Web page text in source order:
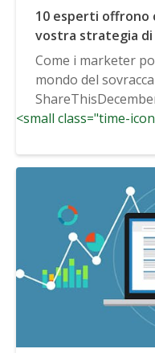
10 esperti offrono
vostra strategia
per il 2018
Come i marketer
mondo del
No Comments...
<small class="time-